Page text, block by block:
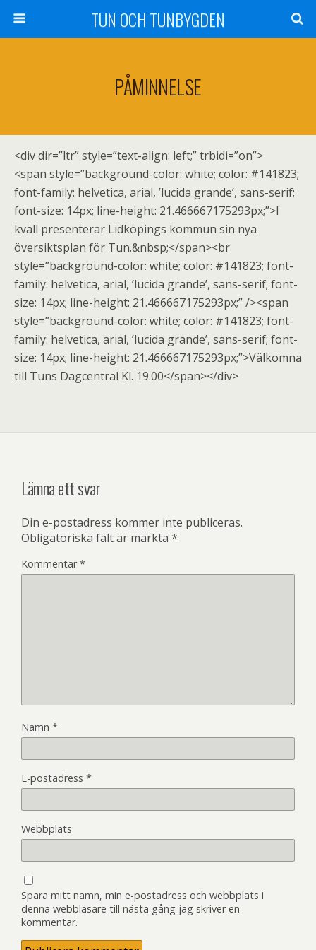
TUN OCH TUNBYGDEN
PÅMINNELSE
<div dir=”ltr” style=”text-align: left;” trbidi=”on”>
<span style=”background-color: white; color: #141823;
font-family: helvetica, arial, ’lucida grande’, sans-serif;
font-size: 14px; line-height: 21.466667175293px;”>I
kväll presenterar Lidköpings kommun sin nya
översiktsplan för Tun.&nbsp;</span><br
style=”background-color: white; color: #141823; font-
family: helvetica, arial, ’lucida grande’, sans-serif; font-
size: 14px; line-height: 21.466667175293px;” /><span
style=”background-color: white; color: #141823; font-
family: helvetica, arial, ’lucida grande’, sans-serif; font-
size: 14px; line-height: 21.466667175293px;”>Välkomna
till Tuns Dagcentral Kl. 19.00</span></div>
Lämna ett svar
Din e-postadress kommer inte publiceras.
Obligatoriska fält är märkta *
Kommentar*
Namn *
E-postadress *
Webbplats
Spara mitt namn, min e-postadress och webbplats i
denna webbläsare till nästa gång jag skriver en
kommentar.